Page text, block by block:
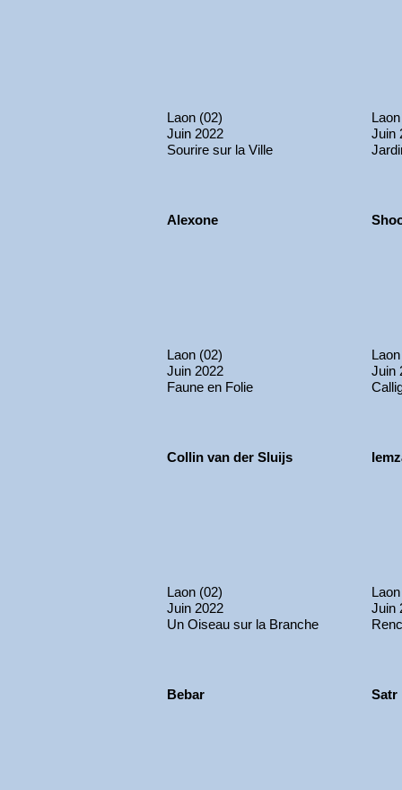
Laon (02)
Juin 2022
Sourire sur la Ville
Juin
Alexone
Laon (02)
Juin 2022
Faune en Folie
Juin
Collin van der Sluijs
Laon (02)
Juin 2022
Un Oiseau sur la Branche
Juin
Bebar Satr